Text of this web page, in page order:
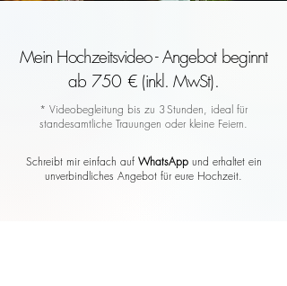
Mein Hochzeitsvideo - Angebot beginnt
ab 750 € (inkl. MwSt).
* Videobegleitung bis zu 3 Stunden, ideal für
standesamtliche Trauungen oder kleine Feiern.
Schreibt mir einfach auf WhatsAppund erhaltet ein
unverbindliches Angebot für eure Hochzeit.